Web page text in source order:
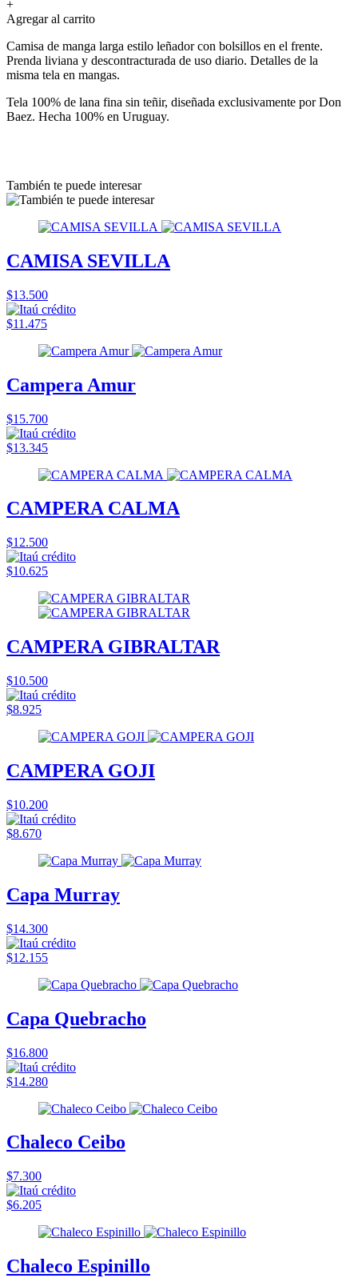
+
Agregar al carrito
Camisa de manga larga estilo leñador con bolsillos en el frente.
Prenda liviana y descontracturada de uso diario. Detalles de la
misma tela en mangas.
Tela 100% de lana fina sin teñir, diseñada exclusivamente por Don
Baez. Hecha 100% en Uruguay.
También te puede interesar
CAMISA SEVILLA
$13.500
$11.475
Campera Amur
$15.700
$13.345
CAMPERA CALMA
$12.500
$10.625
CAMPERA GIBRALTAR
$10.500
$8.925
CAMPERA GOJI
$10.200
$8.670
Capa Murray
$14.300
$12.155
Capa Quebracho
$16.800
$14.280
Chaleco Ceibo
$7.300
$6.205
Chaleco Espinillo